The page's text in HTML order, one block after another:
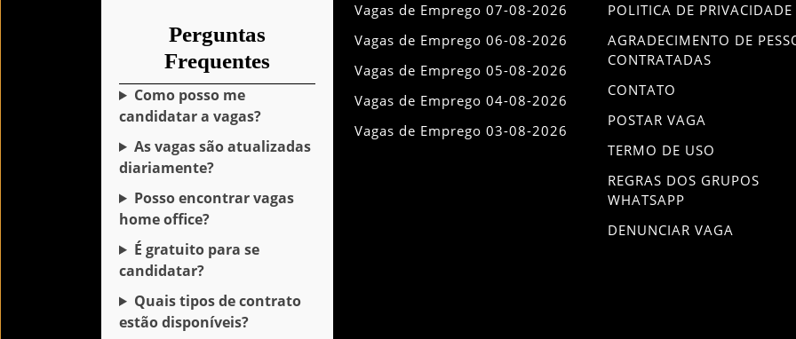
Perguntas
Frequentes
Como posso me
candidatar a vagas?
As vagas são atualizadas
diariamente?
Posso encontrar vagas
home office?
É gratuito para se
candidatar?
Quais tipos de contrato
estão disponíveis?
Vagas de Emprego 07-08-2026
Vagas de Emprego 06-08-2026
Vagas de Emprego 05-08-2026
Vagas de Emprego 04-08-2026
Vagas de Emprego 03-08-2026
POLITICA DE PRIVACIDADE
AGRADECIMENTO DE
CONTRATADAS
CONTATO
POSTAR VAGA
TERMO DE USO
REGRAS DOS GRUPOS
WHATSAPP
DENUNCIAR VAGA